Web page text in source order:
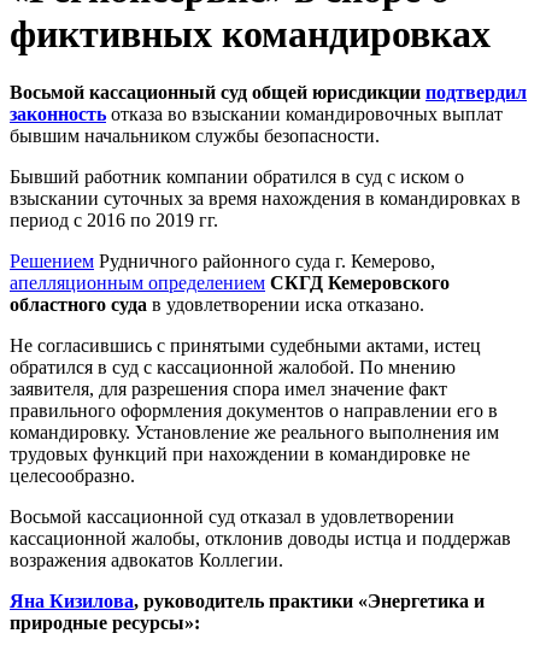
фиктивных командировках
Восьмой кассационный суд общей юрисдикции подтвердил
законность отказа во взыскании командировочных выплат
бывшим начальником службы безопасности.
Бывший работник компании обратился в суд с иском о
взыскании суточных за время нахождения в командировках в
период с 2016 по 2019 гг.
Решением Рудничного районного суда г. Кемерово,
апелляционным определением СКГД Кемеровского
областного суда в удовлетворении иска отказано.
Не согласившись с принятыми судебными актами, истец
обратился в суд с кассационной жалобой. По мнению
заявителя, для разрешения спора имел значение факт
правильного оформления документов о направлении его в
командировку. Установление же реального выполнения им
трудовых функций при нахождении в командировке не
целесообразно.
Восьмой кассационной суд отказал в удовлетворении
кассационной жалобы, отклонив доводы истца и поддержав
возражения адвокатов Коллегии.
Яна Кизилова, руководитель практики «Энергетика и
природные ресурсы»: